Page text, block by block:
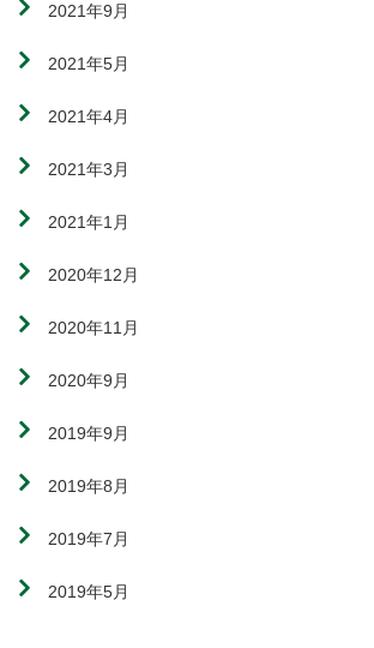
2021年9月
2021年5月
2021年4月
2021年3月
2021年1月
2020年12月
2020年11月
2020年9月
2019年9月
2019年8月
2019年7月
2019年5月